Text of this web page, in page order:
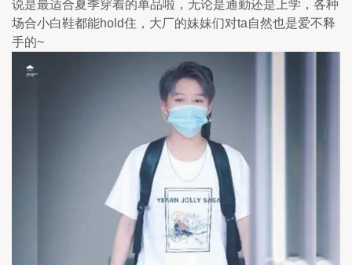
说是最适合夏季穿着的单品啦，无论是通勤还是上学，各种
场合小白鞋都能hold住，大厂的妹妹们对ta自然也是爱不释
手的~